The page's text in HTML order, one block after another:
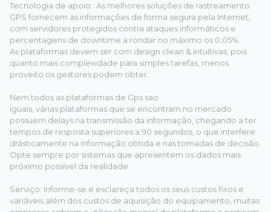
Tecnologia de apoio: As melhores soluções de rastreamento
GPS fornecem as informações de forma segura pela Internet,
com servidores protegidos contra ataques informáticos e
percentagens de downtime a rondar no máximo os 0,05%.
As plataformas devem ser com design clean & intuitivas, pois
quanto mais complexidade para simples tarefas, menos
proveito os gestores podem obter.
Nem todos as plataformas de Gps sao
iguais, várias plataformas que se encontram no mercado
possuem delays na transmissão da informação, chegando a ter
tempos de resposta superiores a 90 segundos, o que interfere
drásticamente na informação obtida e nas tomadas de decisão.
Opte sempre por sistemas que apresentem os dados mais
próximo possível da realidade.
Serviço: Informe-se e esclareça todos os seus custos fixos e
variáveis além dos custos de aquisição do equipamento, muitas